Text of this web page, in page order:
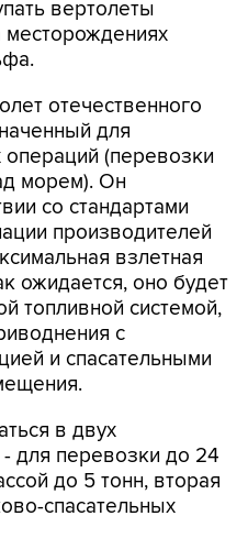
отечественного
(перевозки
морем). Он
со стандартами
производителей
взлетная
ожидается, оно будет
топливной системой,
с
и спасательными
в двух
до 5 тонн, вторая
спасательных